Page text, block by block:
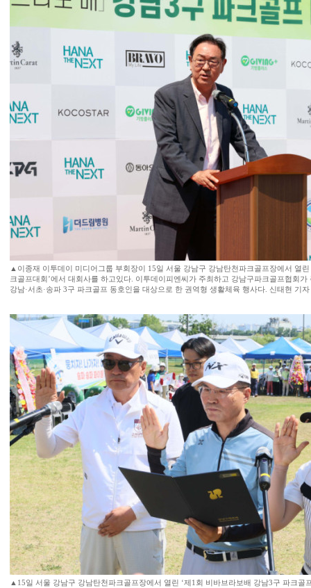
▲이종재 이투데이 미디어그룹 부회장이 15일 서울 강남구 강남탄천파크골프장에서 열
크골프대회’에서 대회사를 하고있다. 이투데이피엔씨가 주최하고 강남구파크골프협회
강남·서초·송파 3구 파크골프 동호인을 대상으로 한 권역형 생활체육 행사다. 신태현 기
▲15일 서울 강남구 강남탄천파크골프장에서 열린 ‘제1회 비바브라보배 강남3구 파크골